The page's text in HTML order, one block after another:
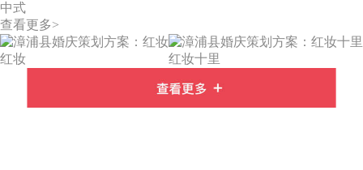
中式
查看更多>
红妆 红妆十里